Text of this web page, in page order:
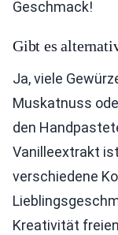
Geschmack!
Gibt es
Ja, viele
Muskatnuss
den
Vanilleextrakt
verschiedene
Kreativität